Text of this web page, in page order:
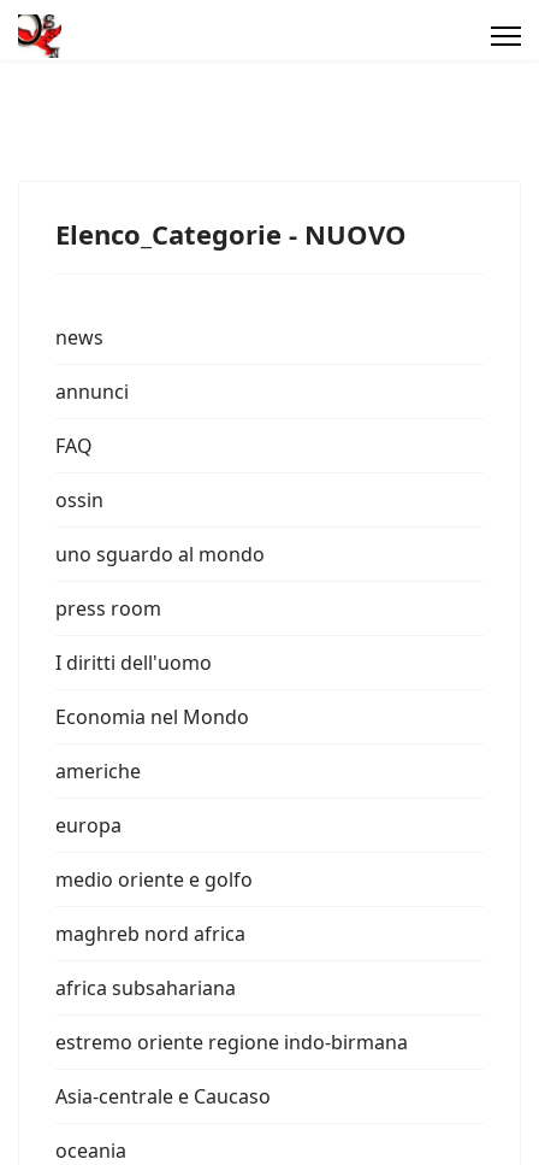
Elenco_Categorie - NUOVO
news
annunci
FAQ
ossin
uno sguardo al mondo
press room
I diritti dell'uomo
Economia nel Mondo
americhe
europa
medio oriente e golfo
maghreb nord africa
africa subsahariana
estremo oriente regione indo-birmana
Asia-centrale e Caucaso
oceania